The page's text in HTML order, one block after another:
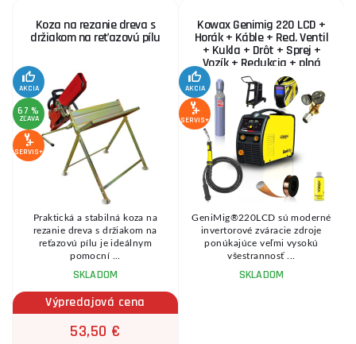
Koza na rezanie dreva s
držiakom na reťazovú pílu
AKCIA
67 %
ZĽAVA
SERVIS+
Praktická a stabilná koza na
rezanie dreva s držiakom na
reťazovú pílu je ideálnym
pomocní ...
SKLADOM
Výpredajová cena
53,50 €
Kowax Genimig 220 LCD +
Horák + Káble + Red. Ventil
+ Kukla + Drôt + Sprej +
Vozík + Redukcia + plná
Fľaša Co2
AKCIA
SERVIS+
GeniMig®220LCD sú moderné
invertorové zváracie zdroje
ponúkajúce veľmi vysokú
všestrannosť ...
SKLADOM